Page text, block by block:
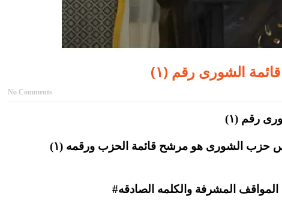
الشورى رقم (١)
No Comments
رقم (١)
المرشح الدكتور فراس العبادي امين عام ومؤسس حزب الشورى هو مرشح قائمة الحزب ورقمه (١)